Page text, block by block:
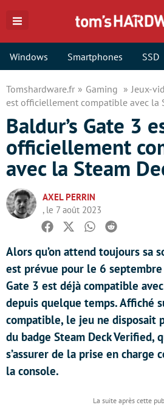
Windows Smartphones SSD
Tomshardware.fr Gaming Jeux-
est officiellement compatible avec la
Baldur’s Gate 3
officiellement
avec la Steam
AXEL PERRIN
, le 7 août 2023
Facebook
TwitterWhatsapp
Reddit
Alors qu’on attend toujours sa
est prévue pour le 6 septembre
Gate 3 est déjà compatible
depuis quelque temps. Affiché
compatible, le jeu ne disposait
du badge Steam Deck Verified,
s’assurer de la prise en charge
la console.